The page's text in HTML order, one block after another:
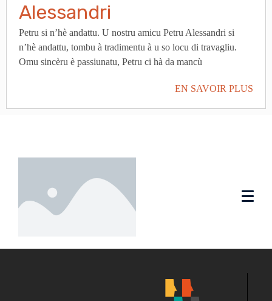
Alessandri
Petru si n’hè andattu. U nostru amicu Petru Alessandri si
n’hè andattu, tombu à tradimentu à u so locu di travagliu.
Omu sincèru è passiunatu, Petru ci hà da mancù
EN SAVOIR PLUS